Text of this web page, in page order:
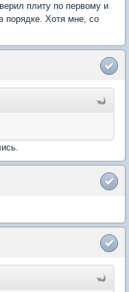
плиту по первому и
порядке. Хотя мне, со